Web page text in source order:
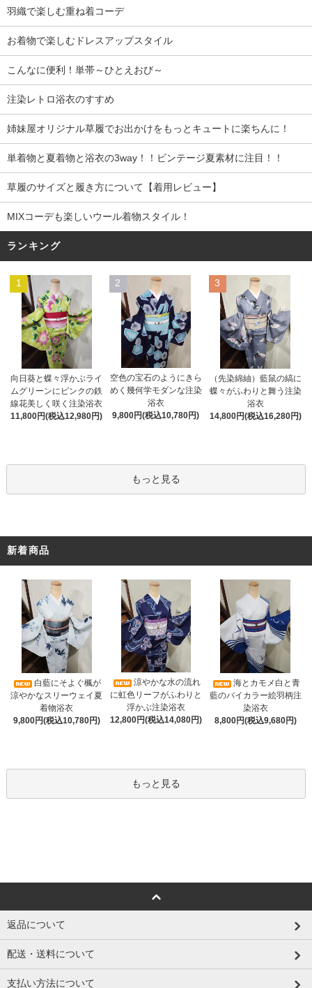
羽織で楽しむ重ね着コーデ
お着物で楽しむドレスアップスタイル
こんなに便利！単帯～ひとえおび～
注染レトロ浴衣のすすめ
姉妹屋オリジナル草履でお出かけをもっとキュートに楽ちんに！
単着物と夏着物と浴衣の3way！！ビンテージ夏素材に注目！！
草履のサイズと履き方について【着用レビュー】
MIXコーデも楽しいウール着物スタイル！
ランキング
1
向日葵と蝶々浮かぶライ
ムグリーンにピンクの鉄
線花美しく咲く注染浴衣
11,800円(税込12,980円)
2
空色の宝石のようにきら
めく幾何学モダンな注染
浴衣
9,800円(税込10,780円)
3
（先染綿紬）藍鼠の縞に
蝶々がふわりと舞う注染
浴衣
14,800円(税込16,280円)
もっと見る
新着商品
白藍にそよぐ楓が
涼やかなスリーウェイ夏
着物浴衣
9,800円(税込10,780円)
涼やかな水の流れ
に虹色リーフがふわりと
浮かぶ注染浴衣
12,800円(税込14,080円)
海とカモメ白と青
藍のバイカラー絵羽柄注
染浴衣
8,800円(税込9,680円)
もっと見る
返品について
配送・送料について
支払い方法について